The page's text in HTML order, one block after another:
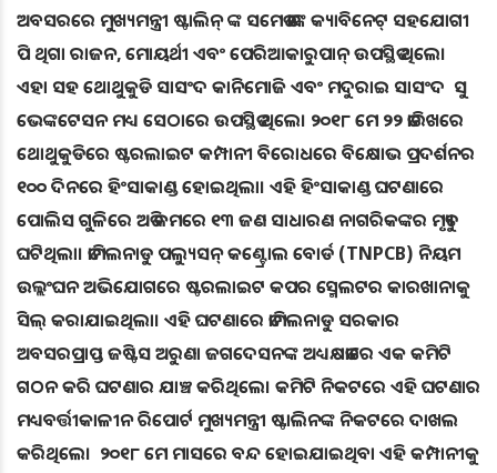
ଅବସରରେ ମୁଖ୍ୟମନ୍ତ୍ରୀ ଷ୍ଟାଲିନ୍ ଙ୍କ ସମେତ ତାଙ୍କ କ୍ୟାବିନେଟ୍ ସହଯୋଗୀ
ପି ଥିଗା ରାଜନ, ମୋୟର୍ଥୀ ଏବଂ ପେରିଆକାରୁପାନ୍ ଉପସ୍ଥିତ ଥିଲେ।
ଏହା ସହ ଥୋଥୁକୁଡି ସାସଂଦ କାନିମୋଜି ଏବଂ ମଦୁରାଇ ସାସଂଦ ସୁ
ଭେଙ୍କଟେସନ ମଧ୍ୟ ସେଠାରେ ଉପସ୍ଥିତ ଥିଲେ। ୨୦୧୮ ମେ ୨୨ ତାରିଖରେ
ଥୋଥୁକୁଡିରେ ଷ୍ଟରଲାଇଟ କମ୍ପାନୀ ବିରୋଧରେ ବିକ୍ଷୋଭ ପ୍ରଦର୍ଶନର
୧୦୦ ଦିନରେ ହିଂସାକାଣ୍ଡ ହୋଇଥିଲା। ଏହି ହିଂସାକାଣ୍ଡ ଘଟଣାରେ
ପୋଲିସ ଗୁଳିରେ ଅତି କମରେ ୧୩ ଜଣ ସାଧାରଣ ନାଗରିକଙ୍କର ମୃତ୍ୟୁ
ଘଟିଥିଲା। ତାମିଲନାଡୁ ପଲ୍ୟୁସନ୍ କଣ୍ଟ୍ରୋଲ ବୋର୍ଡ (TNPCB) ନିୟମ
ଉଲ୍ଲଂଘନ ଅଭିଯୋଗରେ ଷ୍ଟରଲାଇଟ କପର ସ୍ମେଲଟର କାରଖାନାକୁ
ସିଲ୍ କରାଯାଇଥିଲା। ଏହି ଘଟଣାରେ ତାମିଲନାଡୁ ସରକାର
ଅବସରପ୍ରାପ୍ତ ଜଷ୍ଟିସ ଅରୁଣା ଜଗଦେସନଙ୍କ ଅଧ୍ୟକ୍ଷତାରେ ଏକ କମିଟି
ଗଠନ କରି ଘଟଣାର ଯାଞ୍ଚ କରିଥିଲେ। କମିଟି ନିକଟରେ ଏହି ଘଟଣାର
ମଧ୍ୟବର୍ତ୍ତୀକାଳୀନ ରିପୋର୍ଟ ମୁଖ୍ୟମନ୍ତ୍ରୀ ଷ୍ଟାଲିନଙ୍କ ନିକଟରେ ଦାଖଲ
କରିଥିଲେ। ୨୦୧୮ ମେ ମାସରେ ବନ୍ଦ ହୋଇଯାଇଥିବା ଏହି କମ୍ପାନୀକୁ